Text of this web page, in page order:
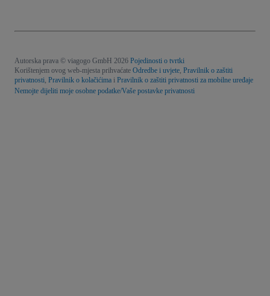
Autorska prava © viagogo GmbH 2026 Pojedinosti o tvrtki
Korištenjem ovog web-mjesta prihvaćate Odredbe i uvjete Pravilnik o zaštiti
privatnosti Pravilnik o kolačićima i Pravilnik o zaštiti privatnosti za mobilne uređaje
Nemojte dijeliti moje osobne podatke/Vaše postavke privatnosti